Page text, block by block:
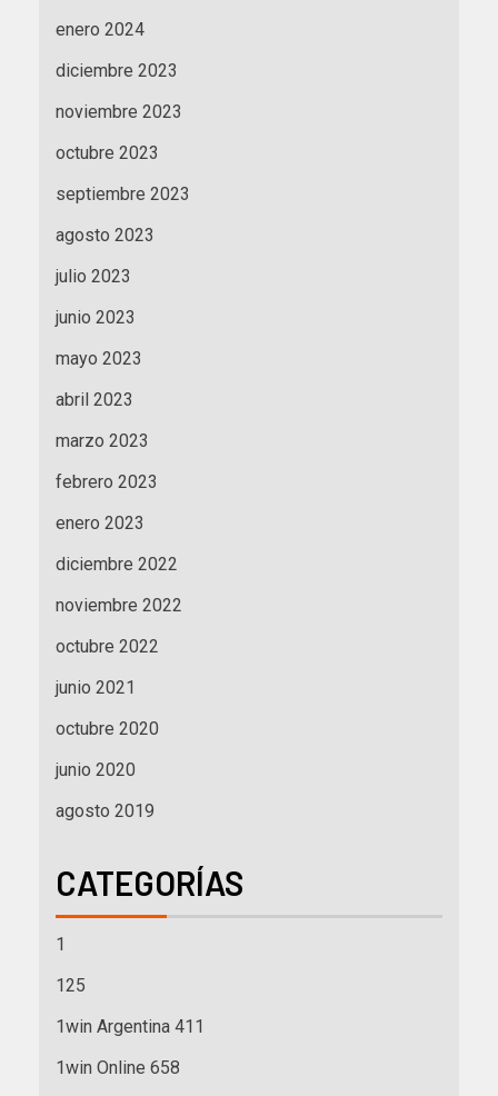
enero 2024
diciembre 2023
noviembre 2023
octubre 2023
septiembre 2023
agosto 2023
julio 2023
junio 2023
mayo 2023
abril 2023
marzo 2023
febrero 2023
enero 2023
diciembre 2022
noviembre 2022
octubre 2022
junio 2021
octubre 2020
junio 2020
agosto 2019
CATEGORÍAS
1
125
1win Argentina 411
1win Online 658